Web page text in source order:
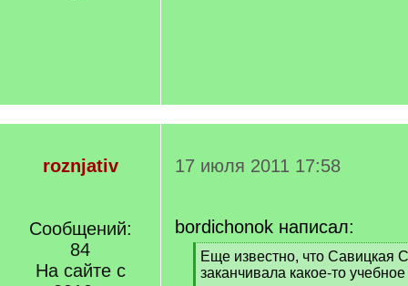
roznjativ
Сообщений:
84
На сайте с
17 июля 2011 17:58
bordichonok написал:
[
q
Еще известно, что Савицкая
заканчивала какое-то